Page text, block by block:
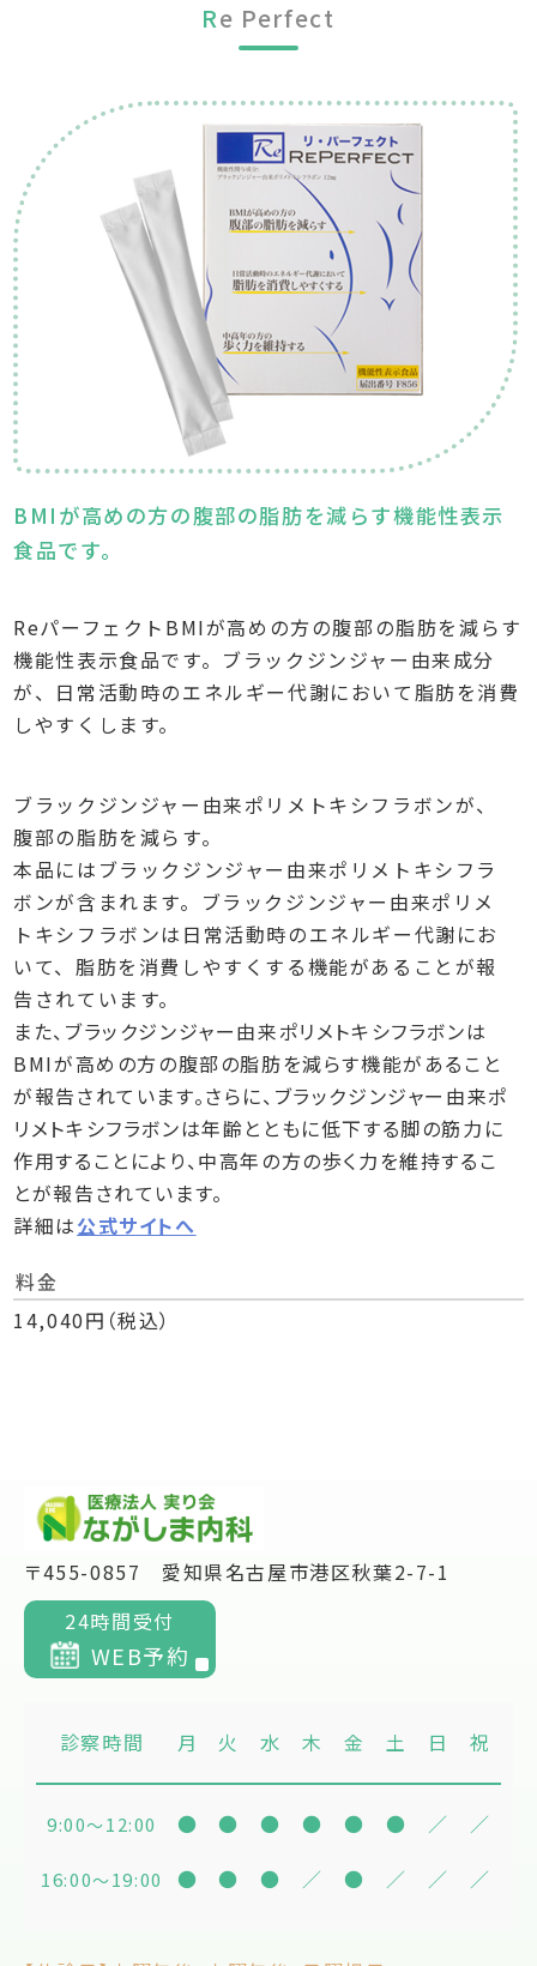
Re Perfect
BMIが高めの方の腹部の脂肪を減らす機能性表示
食品です。
ReパーフェクトBMIが高めの方の腹部の脂肪を減らす
機能性表示食品です。ブラックジンジャー由来成分
が、日常活動時のエネルギー代謝において脂肪を消費
しやすくします。
ブラックジンジャー由来ポリメトキシフラボンが、
腹部の脂肪を減らす。
本品にはブラックジンジャー由来ポリメトキシフラ
ボンが含まれます。ブラックジンジャー由来ポリメ
トキシフラボンは日常活動時のエネルギー代謝にお
いて、脂肪を消費しやすくする機能があることが報
告されています。
また、ブラックジンジャー由来ポリメトキシフラボンは
BMIが高めの方の腹部の脂肪を減らす機能があること
が報告されています。さらに、ブラックジンジャー由来ポ
リメトキシフラボンは年齢とともに低下する脚の筋力に
作用することにより、中高年の方の歩く力を維持するこ
とが報告されています。
詳細は公式サイトへ
料金
14,040円（税込）
〒455-0857 愛知県名古屋市港区秋葉2-7-1
24時間受付
WEB予約
診察時間 月 火 水 木 金 土 日 祝
9:00〜12:00 ● ● ● ● ● ● ／ ／
16:00〜19:00 ● ● ● ／ ● ／ ／ ／